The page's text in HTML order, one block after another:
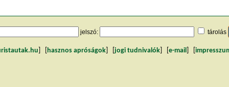
jelszó: tárolás
hasznos apróságok jogi tudnivalók e-mail